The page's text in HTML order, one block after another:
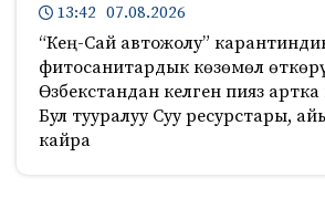
13:42 07.08.2026
“Кең-Сай автожолу”
фитосанитардык көзөмөл
Өзбекстандан келген пияз
Бул тууралуу Суу ресурстары,
кайра